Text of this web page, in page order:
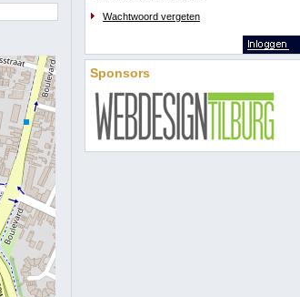
Wachtwoord vergeten
Sponsors